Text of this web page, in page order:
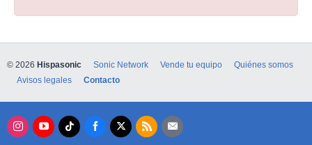
© 2026 Hispasonic Sonic Network Vende tu equipo
Quiénes somos
Avisos legales
Contacto